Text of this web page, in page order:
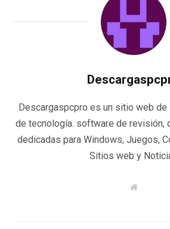
Descargaspcpro es un sitio web
de tecnología. software de revisión,
dedicadas para Windows, Juegos,
Sitios web y
W